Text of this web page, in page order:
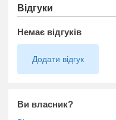
Відгуки
Немає відгуків
Додати відгук
Ви власник?